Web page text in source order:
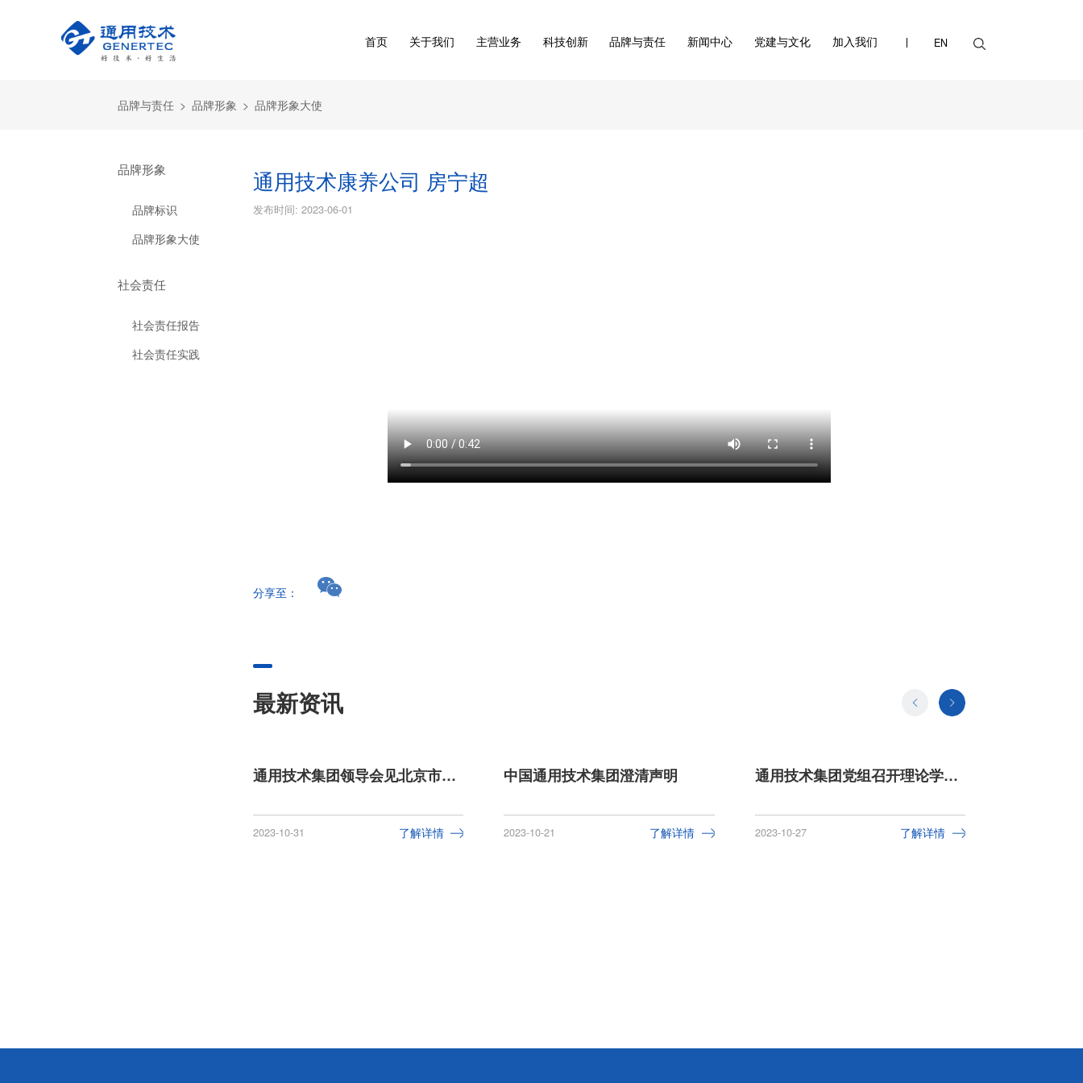
首页 关于我们 主营业务 科技创新 品牌与责任 新闻中心 党建与文化 加入我们 EN
品牌与责任 > 品牌形象 > 品牌形象大使
品牌形象
品牌标识
品牌形象大使
社会责任
社会责任报告
社会责任实践
通用技术康养公司 房宁超
发布时间: 2023-06-01
分享至：
最新资讯
通用技术集团领导会见北京市昌平区支现伟区长一行
2023-10-31 了解详情
中国通用技术集团澄清声明
2023-10-21 了解详情
通用技术集团党组召开理论学习中心组2023年第十三次集体学习
2023-10-27 了解详情